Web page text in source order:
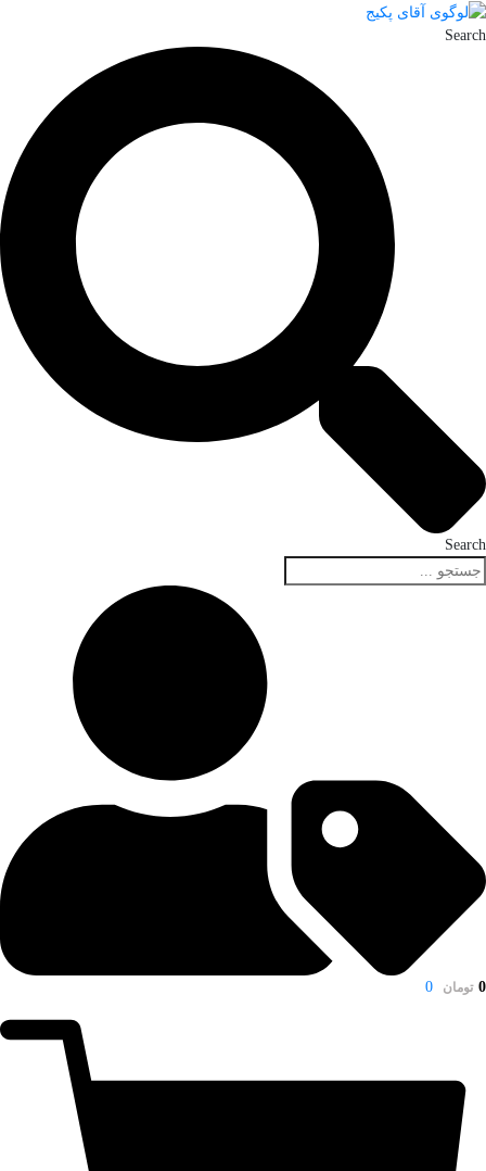
Search
Search
تومان 0
0